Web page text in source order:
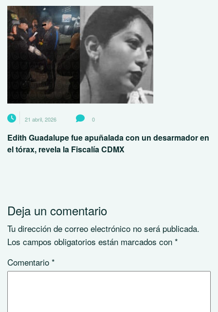
21 abril, 2026 0
Edith Guadalupe fue apuñalada con un desarmador en
el tórax, revela la Fiscalía CDMX
Deja un comentario
Tu dirección de correo electrónico no será publicada.
Los campos obligatorios están marcados con *
Comentario *